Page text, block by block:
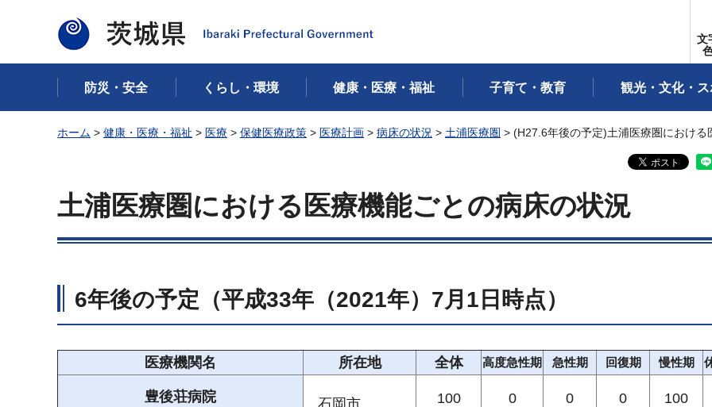
茨城県
文
防災・安全 くらし・環境 健康・医療・福祉 子育て・教育 観光・文化・ス
ホーム > 健康・医療・福祉 > 医療 > 保健医療政策 > 医療計画 > 病床の状況 > 土浦医療圏 > (H27.6年後の予定)土浦医療圏における
土浦医療圏における医療機能ごとの病床の状況
6年後の予定（平成33年（2021年）7月1日時点）
医療機関名 所在地 全体 高度急性期 急性期 回復期 慢性期
豊後荘病院 石岡市 100 0 0 0 100